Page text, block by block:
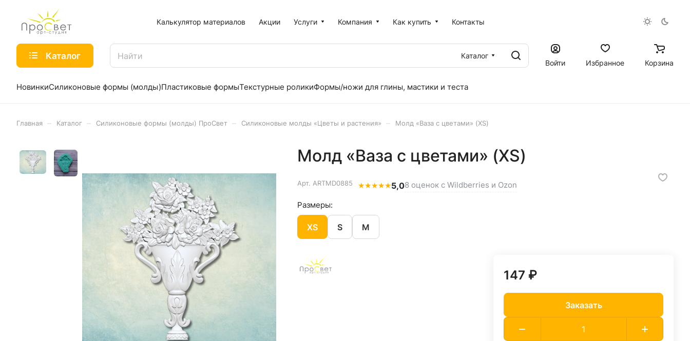
Калькулятор материалов Акции Услуги Компания Как купить Контакты
Каталог
Каталог
Войти
Избранное Корзина
НовинкиСиликоновые формы (молды)Пластиковые формыТекстурные роликиФормы/ножи для глины, мастики и теста
Главная Каталог Силиконовые формы (молды) ПроСвет Силиконовые молды «Цветы и растения» Молд «Ваза с цветами» (XS)
Молд «Ваза с цветами» (XS)
Арт. ARTMD0885 ★★★★★5,08 оценок с Wildberries и Ozon
Размеры:
XS S M
147 ₽
Заказать